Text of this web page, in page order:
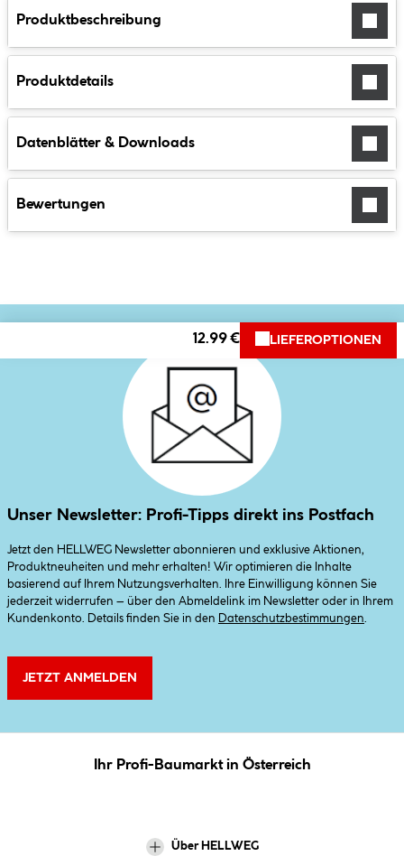
Produktbeschreibung
Produktdetails
Datenblätter & Downloads
Bewertungen
12.99 € LIEFEROPTIONEN
Unser Newsletter: Profi-Tipps direkt ins Postfach
Jetzt den HELLWEG Newsletter abonnieren und exklusive Aktionen,
Produktneuheiten und mehr erhalten! Wir optimieren die Inhalte
basierend auf Ihrem Nutzungsverhalten. Ihre Einwilligung können Sie
jederzeit widerrufen – über den Abmeldelink im Newsletter oder in Ihrem
Kundenkonto. Details finden Sie in den
Datenschutzbestimmungen
JETZT ANMELDEN
Ihr Profi-Baumarkt in Österreich
Über HELLWEG